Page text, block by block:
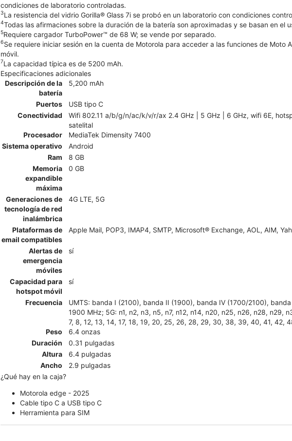
condiciones de laboratorio controladas.
3La resistencia del vidrio Gorilla® Glass 7i se probó en un laboratorio con condiciones
4Todas las afirmaciones sobre la duración de la batería son aproximadas y se basan en el
5Requiere cargador ​​​​​​​TurboPower™ de 68 W; se vende por separado.
6Se requiere iniciar sesión en la cuenta de Motorola para acceder a las funciones de Moto
móvil.
7La capacidad típica es de 5200 mAh.
Especificaciones adicionales
Descripción de la
batería
5,200 mAh
Puertos
USB tipo C
Conectividad
Wifi 802.11 a/b/g/n/ac/k/v/r/ax 2.4 GHz | 5 GHz | 6 GHz, wifi 6E,
satelital
Procesador
MediaTek Dimensity 7400
Sistema operativo
Android
Ram
8 GB
Memoria
expandible
máxima
0 GB
Generaciones de
tecnología de red
inalámbrica
4G LTE, 5G
Plataformas de
email compatibles
Apple Mail, POP3, IMAP4, SMTP, Microsoft® Exchange, AOL, AIM,
Alertas de
emergencia
móviles
sí
Capacidad para
hotspot móvil
sí
Frecuencia
UMTS: banda I (2100), banda II (1900), banda IV (1700/2100),
1900 MHz; 5G: n1, n2, n3, n5, n7, n12, n14, n20, n25, n26, n28, n29,
7, 8, 12, 13, 14, 17, 18, 19, 20, 25, 26, 28, 29, 30, 38, 39, 40, 41, 42,
Peso
6.4 onzas
Duración
0.31 pulgadas
Altura
6.4 pulgadas
Ancho
2.9 pulgadas
¿Qué hay en la caja?
Motorola edge - 2025
Cable tipo C a USB tipo C
Herramienta para SIM